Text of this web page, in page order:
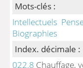
Mots-clés :
Intellectuels
Biographies
Index. décimale :
022.8 Chauffage,